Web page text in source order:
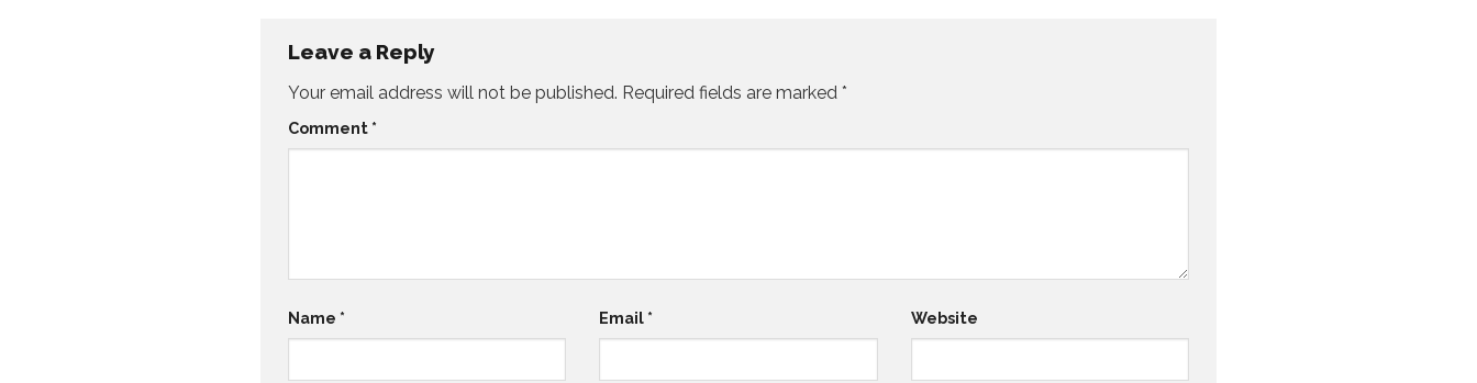
Leave a Reply
Your email address will not be published. Required fields are marked *
Comment *
Name * Email * Website